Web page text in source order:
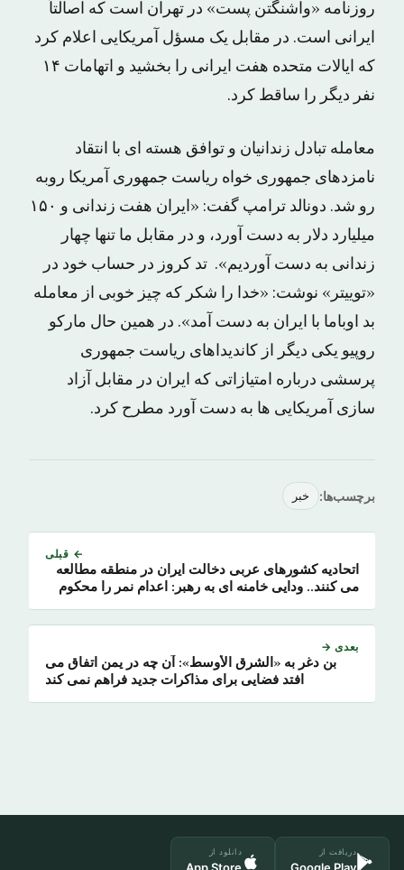
روزنامه «واشنگتن پست» در تهران است که اصالتاً
ایرانی است. در مقابل یک مسؤل آمریکایی اعلام کرد
که ایالات متحده هفت ایرانی را بخشید و اتهامات ۱۴
نفر دیگر را ساقط کرد.
معامله تبادل زندانیان و توافق هسته ای با انتقاد
نامزدهای جمهوری خواه ریاست جمهوری آمریکا روبه
رو شد. دونالد ترامپ گفت: «ایران هفت زندانی و ۱۵۰
میلیارد دلار به دست آورد، و در مقابل ما تنها چهار
زندانی به دست آوردیم». تد کروز در حساب خود در
«توییتر» نوشت: «خدا را شکر که چیز خوبی از معامله
بد اوباما با ایران به دست آمد». در همین حال مارکو
روپیو یکی دیگر از کاندیداهای ریاست جمهوری
پرسشی درباره امتیازاتی که ایران در مقابل آزاد
سازی آمریکایی ها به دست آورد مطرح کرد.
برچسب‌ها: خبر
← قبلی
اتحادیه کشورهای عربی دخالت ایران در منطقه مطالعه
می کنند.. ودایی خامنه ای به رهبر: اعدام نمر را محکوم
بعدی →
بن دغر به «الشرق الأوسط»: آن چه در یمن اتفاق می
افتد فضایی برای مذاکرات جدید فراهم نمی کند
دریافت از دانلود از